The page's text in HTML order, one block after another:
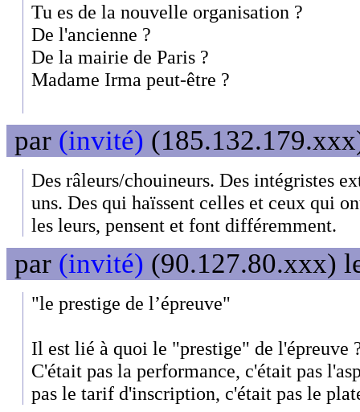
Tu es de la nouvelle organisation ?
De l'ancienne ?
De la mairie de Paris ?
Madame Irma peut-être ?
par (invité)
Des râleurs/chouineurs. Des intégristes
uns. Des qui haïssent celles et ceux qui
les leurs, pensent et font différemment.
par (invité) (90.127.80.xxx)
"le prestige de l’épreuve"
Il est lié à quoi le "prestige" de l'épreuve
C'était pas la performance, c'était pas
pas le tarif d'inscription, c'était pas le